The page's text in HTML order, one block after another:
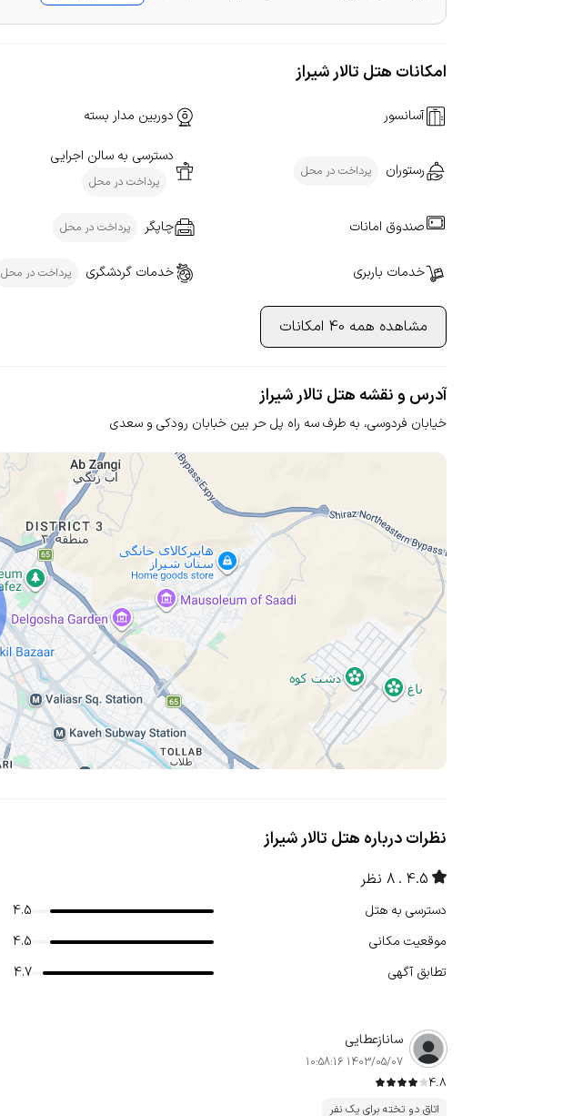
امکانات هتل تالار شیراز
آسانسور دوربین مدار بسته
رستوران پرداخت در محل
دسترسی به سالن اجرایی
پرداخت در محل
صندوق امانات چاپگر پرداخت در محل
خدمات باربری خدمات گردشگری پرداخت در محل
مشاهده همه 40 امکانات
آدرس و نقشه هتل تالار شیراز
خیابان فردوسی، به طرف سه راه پل حر بین خبابان رودکی و سعدی
نظرات درباره هتل تالار شیراز
4.5 8 نظر
دسترسی به هتل 4.5
موقعیت مکانی
4.5
تطابق آگهی
4.7
سانازعطایی
1403/05/07 10:58:16
4.8
اتاق دو تخته برای یک نفر